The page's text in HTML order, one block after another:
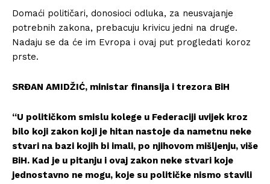
Domaći političari, donosioci odluka, za neusvajanje
potrebnih zakona, prebacuju krivicu jedni na druge.
Nadaju se da će im Evropa i ovaj put progledati koroz
prste.
SRĐAN AMIDŽIĆ, ministar finansija i trezora BiH
“U političkom smislu kolege u Federaciji uvijek kroz
bilo koji zakon koji je hitan nastoje da nametnu neke
stvari na bazi kojih bi imali, po njihovom mišljenju, više
BiH. Kad je u pitanju i ovaj zakon neke stvari koje
jednostavno ne mogu, koje su političke nismo stavili